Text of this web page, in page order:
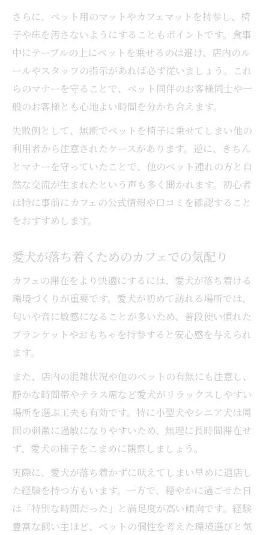
さらに、ペット用のマットやカフェマットを持参し、椅
子や床を汚さないようにすることもポイントです。食事
中にテーブルの上にペットを乗せるのは避け、店内のル
ールやスタッフの指示があれば必ず従いましょう。これ
らのマナーを守ることで、ペット同伴のお客様同士や一
般のお客様とも心地よい時間を分かち合えます。
失敗例として、無断でペットを椅子に乗せてしまい他の
利用者から注意されたケースがあります。逆に、きちん
とマナーを守っていたことで、他のペット連れの方と自
然な交流が生まれたという声も多く聞かれます。初心者
は特に事前にカフェの公式情報や口コミを確認すること
をおすすめします。
愛犬が落ち着くためのカフェでの気配り
カフェの滞在をより快適にするには、愛犬が落ち着ける
環境づくりが重要です。愛犬が初めて訪れる場所では、
匂いや音に敏感になることが多いため、普段使い慣れた
ブランケットやおもちゃを持参すると安心感を与えられ
ます。
また、店内の混雑状況や他のペットの有無にも注意し、
静かな時間帯やテラス席など愛犬がリラックスしやすい
場所を選ぶ工夫も有効です。特に小型犬やシニア犬は周
囲の刺激に過敏になりやすいため、無理に長時間滞在せ
ず、愛犬の様子をこまめに観察しましょう。
実際に、愛犬が落ち着かずに吠えてしまい早めに退店し
た経験を持つ方もいます。一方で、穏やかに過ごせた日
は「特別な時間だった」と満足度が高い傾向です。経験
豊富な飼い主ほど、ペットの個性を考えた環境選びと気